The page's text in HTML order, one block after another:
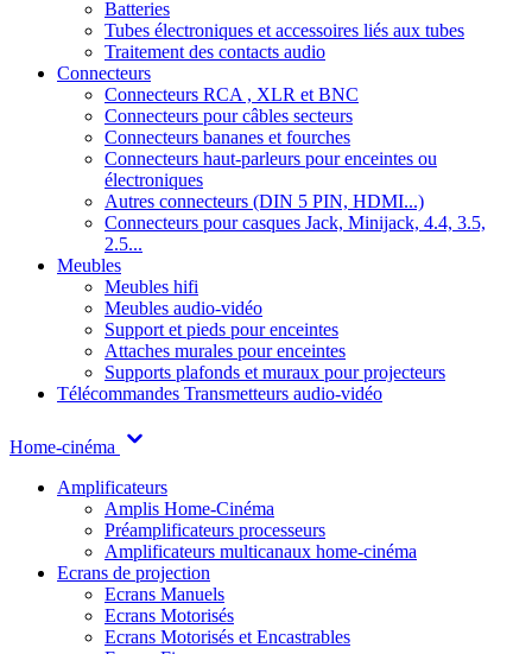
Batteries
Tubes électroniques et accessoires liés aux tubes
Traitement des contacts audio
Connecteurs
Connecteurs RCA , XLR et BNC
Connecteurs pour câbles secteurs
Connecteurs bananes et fourches
Connecteurs haut-parleurs pour enceintes ou
électroniques
Autres connecteurs (DIN 5 PIN, HDMI...)
Connecteurs pour casques Jack, Minijack, 4.4, 3.5,
2.5...
Meubles
Meubles hifi
Meubles audio-vidéo
Support et pieds pour enceintes
Attaches murales pour enceintes
Supports plafonds et muraux pour projecteurs
Télécommandes Transmetteurs audio-vidéo
Home-cinéma
Amplificateurs
Amplis Home-Cinéma
Préamplificateurs processeurs
Amplificateurs multicanaux home-cinéma
Ecrans de projection
Ecrans Manuels
Ecrans Motorisés
Ecrans Motorisés et Encastrables